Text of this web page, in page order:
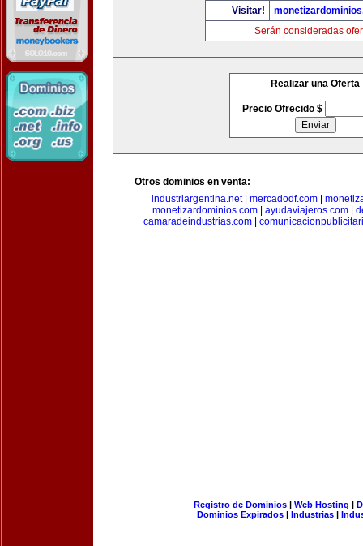
Visitar!
Serán consideradas
Realizar una Oferta
Precio Ofrecido $
Otros dominios en venta:
industriargentina.net| mercadodf.com|
monetizardominios.com
ayudaviajeros.com
camaradeindustrias.com|
Registro de Dominios| Web Hosting |
Dominios Expirados | Industrias |